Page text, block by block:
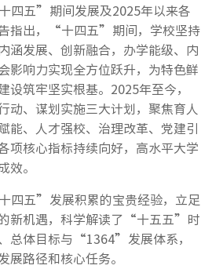
四五”期间发展及2025年以来各
指出，“十四五”期间，学校坚持
涵发展、创新融合，办学能级、内
影响力实现全方位跃升，为特色鲜
设筑牢坚实根基。2025年至今，
动、谋划实施三大计划，聚焦育人
能、人才强校、治理改革、党建引
项核心指标持续向好，高水平大学
效。
四五”发展积累的宝贵经验，立足
新机遇，科学解读了“十五五”时
总体目标与“1364”发展体系，
展路径和核心任务。